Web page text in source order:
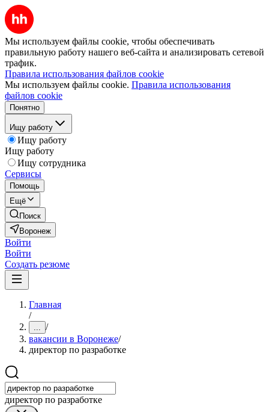
Мы используем файлы cookie, чтобы обеспечивать
правильную работу нашего веб-сайта и анализировать сетевой
трафик.
Правила использования файлов cookie
Мы используем файлы cookie. Правила использования
файлов cookie
Понятно
Ищу работу
Ищу работу
Ищу работу
Ищу сотрудника
Сервисы
Помощь
Ещё
Поиск
Воронеж
Войти
Войти
Создать резюме
Главная
/
... /
вакансии в Воронеже/
директор по разработке
директор по разработке